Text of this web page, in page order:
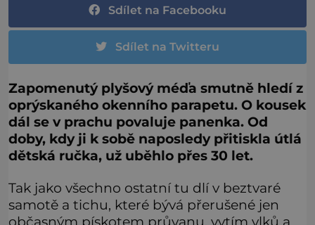
Sdílet na Facebooku
Sdílet na Twitteru
Zapomenutý plyšový méďa smutně hledí z
oprýskaného okenního parapetu. O kousek
dál se v prachu povaluje panenka. Od
doby, kdy ji k sobě naposledy přitiskla útlá
dětská ručka, už uběhlo přes 30 let.
Tak jako všechno ostatní tu dlí v beztvaré
samotě a tichu, které bývá přerušené jen